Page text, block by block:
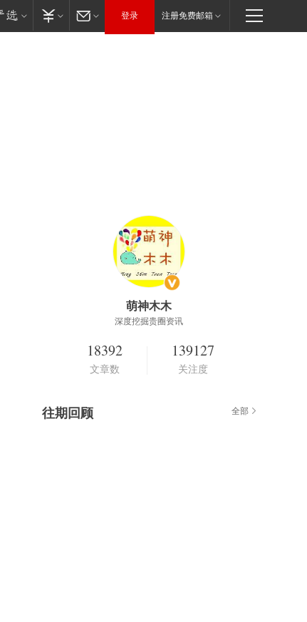
登录 注册免费邮箱
萌神木木
深度挖掘贵圈资讯
18392
文章数
139127
关注度
往期回顾 全部